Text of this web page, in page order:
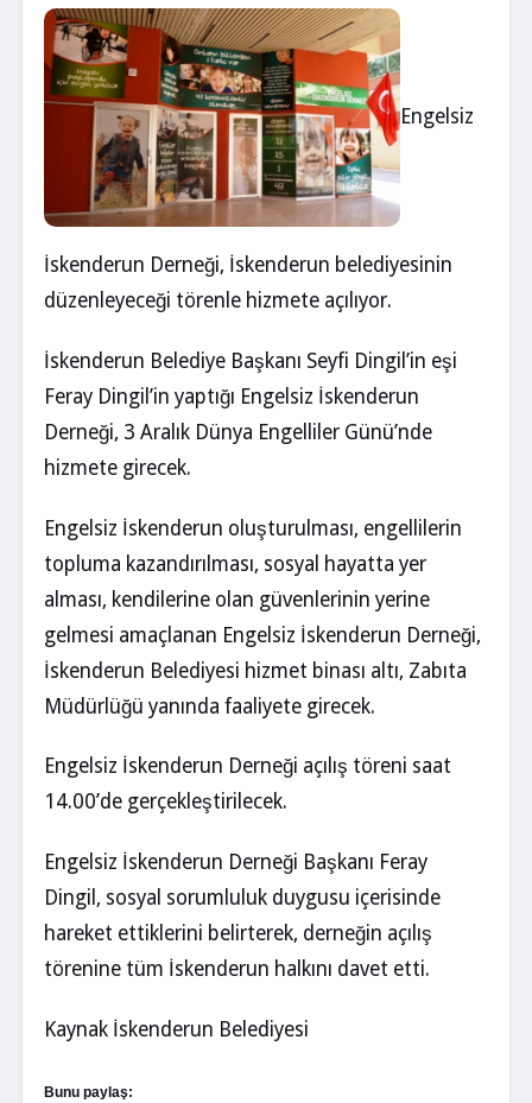
Engelsiz
İskenderun Derneği, İskenderun belediyesinin
düzenleyeceği törenle hizmete açılıyor.
İskenderun Belediye Başkanı Seyfi Dingil’in eşi
Feray Dingil’in yaptığı Engelsiz İskenderun
Derneği, 3 Aralık Dünya Engelliler Günü’nde
hizmete girecek.
Engelsiz İskenderun oluşturulması, engellilerin
topluma kazandırılması, sosyal hayatta yer
alması, kendilerine olan güvenlerinin yerine
gelmesi amaçlanan Engelsiz İskenderun Derneği,
İskenderun Belediyesi hizmet binası altı, Zabıta
Müdürlüğü yanında faaliyete girecek.
Engelsiz İskenderun Derneği açılış töreni saat
14.00’de gerçekleştirilecek.
Engelsiz İskenderun Derneği Başkanı Feray
Dingil, sosyal sorumluluk duygusu içerisinde
hareket ettiklerini belirterek, derneğin açılış
törenine tüm İskenderun halkını davet etti.
Kaynak İskenderun Belediyesi
Bunu paylaş: